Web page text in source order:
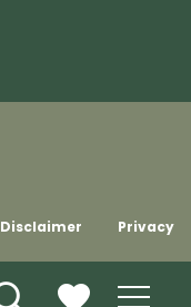
Disclaimer Privacy